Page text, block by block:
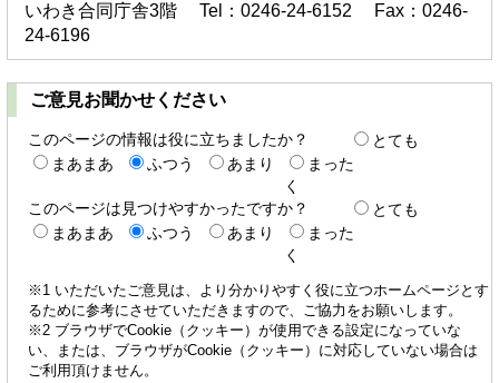
いわき合同庁舎3階 Tel：0246-24-6152 Fax：0246-
24-6196
ご意見お聞かせください
このページの情報は役に立ちましたか？
とても
まあまあ
ふつう あまり
まった
く
このページは見つけやすかったですか？
とても
まあまあ
ふつう あまり
まった
く
※1 いただいたご意見は、より分かりやすく役に立つホームページとす
るために参考にさせていただきますので、ご協力をお願いします。
※2 ブラウザでCookie（クッキー）が使用できる設定になっていな
い、または、ブラウザがCookie（クッキー）に対応していない場合は
ご利用頂けません。